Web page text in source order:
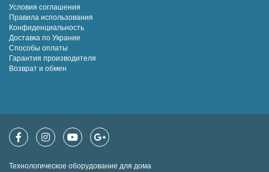
Условия соглашения
Правила использования
Конфиденциальность
Доставка по Украние
Способы оплаты
Гарантия производителя
Возврат и обмен
Технологическое оборудование для дома